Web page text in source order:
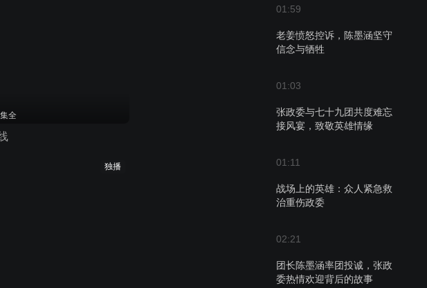
01:59
老姜愤怒控诉，陈墨涵坚守
信念与牺牲
01:03
张政委与七十九团共度难忘
接风宴，致敬英雄情缘
01:11
战场上的英雄：众人紧急救
治重伤政委
02:21
团长陈墨涵率团投诚，张政
委热情欢迎背后的故事
全
独播